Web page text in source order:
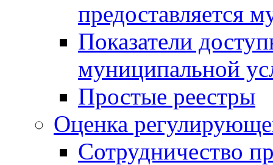
предоставляется
Показатели
муниципальной
Простые реестры
Оценка
Сотрудничество